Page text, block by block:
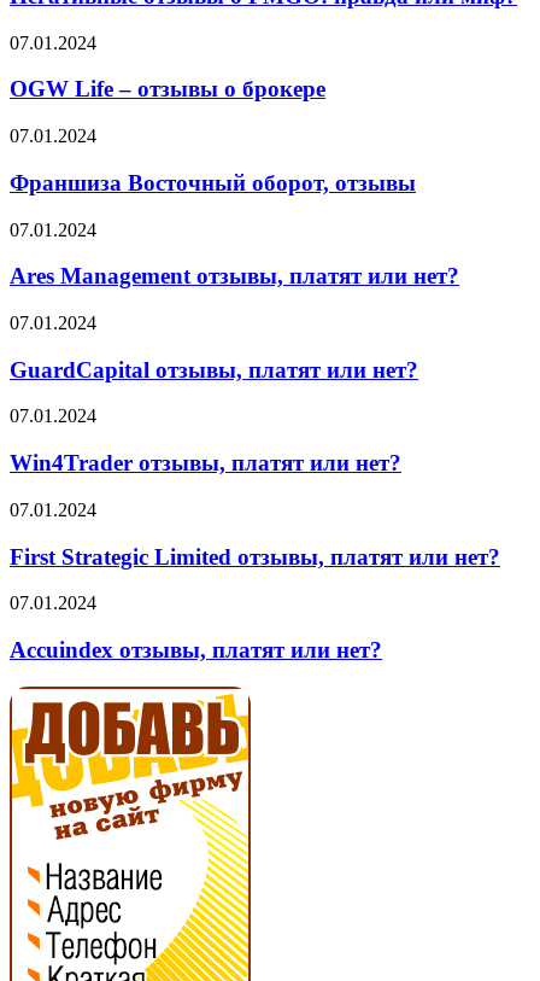
этом
партнёры
PMGO:
правда
или
миф?
OGW
–
о
07.01.2024
OGW Life – отзывы о брокере
Франшиза
оборот,
отзывы
07.01.2024
Франшиза Восточный оборот, отзывы
Ares
отзывы,
или
07.01.2024
Ares Management отзывы, платят или нет?
GuardCapital
платят
или
нет?
07.01.2024
GuardCapital отзывы, платят или нет?
Win4Trader
платят
нет?
07.01.2024
Win4Trader отзывы, платят или нет?
First
Limited
отзывы,
платят
нет?
07.01.2024
First Strategic Limited отзывы, платят или нет?
Accuindex
платят
или
нет?
07.01.2024
Accuindex отзывы, платят или нет?